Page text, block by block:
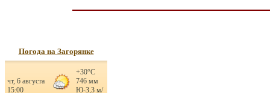
Погода на Загорянке